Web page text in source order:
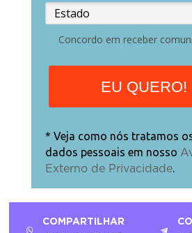
Concordo em receber
EU QUERO!
* Veja como nós tratamos
dados pessoais em nosso
Externo de Privacidade.
COMPARTILHAR